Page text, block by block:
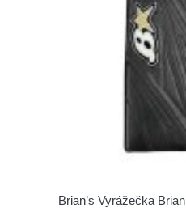
Brian’s Vyrážečka